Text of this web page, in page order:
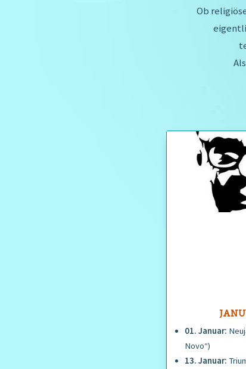
Ob
01. Januar:
Novo“)
13. Januar: